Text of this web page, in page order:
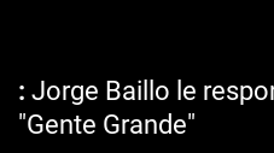
Jorge Baillo le
"Gente Grande"